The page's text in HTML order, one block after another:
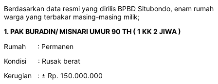
Berdasarkan data resmi yang dirilis BPBD Situbondo, enam rumah
warga yang terbakar masing-masing milik;
1. PAK BURADIN/ MISNARI UMUR 90 TH ( 1 KK 2 JIWA )
Rumah : Permanen
Kondisi : Rusak berat
Kerugian : ± Rp. 150.000.000